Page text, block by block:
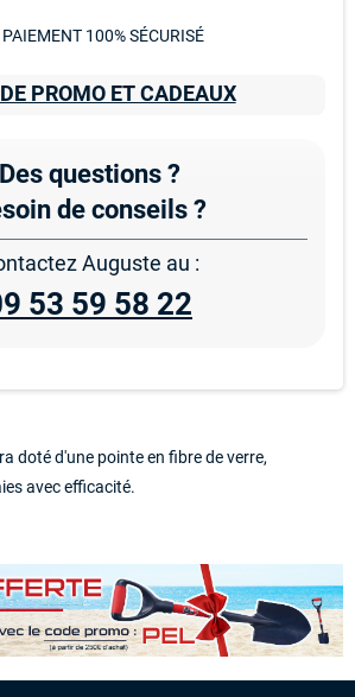
PAIEMENT 100% SÉCURISÉ
PROMO ET CADEAUX
Des questions ?
de conseils ?
Auguste au :
53 59 58 22
doté d'une pointe en fibre de verre,
avec efficacité.